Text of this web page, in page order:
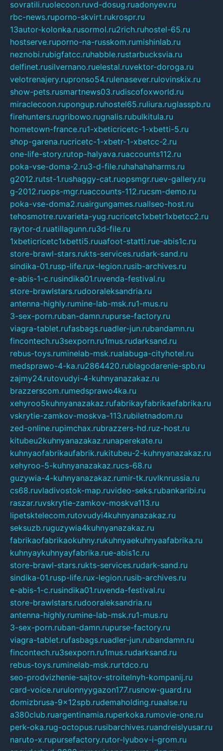
sovratili.ruolecoon.ruvd-dosug.ruadonyev.ru
rbc-news.ruporno-skvirt.rukrospr.ru
13autor-kolonka.rusormol.ru2rich.ruhostel-65.ru
hostserve.ruporno-na-russkom.rumishinlab.ru
neznobi.rubigfatcc.ruhabble.rustarbucksvia.ru
delfinet.rusilvernano.ruelestal.ruvektor-doroga.ru
velotrenajery.rupronso54.rulenasever.rulovinskix.ru
show-pets.rusmartnews03.rudiscofoxworld.ru
miraclecoon.rupongup.ruhostel65.ruliura.ruglasspb.ru
firehunters.rugribowo.rugnalis.rubulkitula.ru
hometown-france.ru1-xbeticricetc-1-xbetti-5.ru
shop-garena.rucricetc-1-xbetr-1-xbetcc-2.ru
one-life-story.rutop-halyava.ruaccounts112.ru
poka-vse-doma-2.ru3-d-file.ruhahahaharms.ru
g2012.rutst-1.rushaggy-cat.ruopsmgr.ruev-gallery.ru
g-2012.ruops-mgr.ruaccounts-112.rucsm-demo.ru
poka-vse-doma2.ruairgungames.ruallseo-host.ru
tehosmotre.ruvarieta-yug.rucricetc1xbetr1xbetcc2.ru
raytor-d.ruatillagunn.ru3d-file.ru
1xbeticricetc1xbetti5.ruuafoot-statti.rue-abis1c.ru
store-brawl-stars.rukts-services.rudark-sand.ru
sindika-01.rusp-life.rux-legion.rusib-archives.ru
e-abis-1-c.rusindika01.ruvenda-festival.ru
store-brawlstars.rudooraleksandria.ru
antenna-highly.rumine-lab-msk.ru1-mus.ru
3-sex-porn.ruban-damn.rupurse-factory.ru
viagra-tablet.rufasbags.ruadler-jun.rubandamn.ru
fincontech.ru3sexporn.ru1mus.rudarksand.ru
rebus-toys.ruminelab-msk.rualabuga-cityhotel.ru
medsprawo-4-ka.ru2864420.rublagodarenie-spb.ru
zajmy24.rutovudyi-4-kuhnyanazakaz.ru
brazzerscom.rumedsprawo4ka.ru
xehyroo5kuhnyanazakaz.rufabrikayfabrikaefabrika.ru
vskrytie-zamkov-moskva-113.rubiletnadom.ru
zed-online.rupimchax.rubrazzers-hd.ruz-host.ru
kitubeu2kuhnyanazakaz.runaperekate.ru
kuhnyaofabrikaufabrik.rukitubeu-2-kuhnyanazakaz.ru
xehyroo-5-kuhnyanazakaz.rucs-68.ru
guzywia-4-kuhnyanazakaz.rumir-tk.ruvlknrussia.ru
cs68.ruvladivostok-map.ruvideo-seks.rubankaribi.ru
raszar.ruvskrytie-zamkov-moskva113.ru
lipetsktelecom.rutovudyi4kuhnyanazakaz.ru
seksuzb.ruguzywia4kuhnyanazakaz.ru
fabrikaofabrikaokuhny.rukuhnyaekuhnyaafabrika.ru
kuhnyaykuhnyayfabrika.rue-abis1c.ru
store-brawl-stars.rukts-services.rudark-sand.ru
sindika-01.rusp-life.rux-legion.rusib-archives.ru
e-abis-1-c.rusindika01.ruvenda-festival.ru
store-brawlstars.rudooraleksandria.ru
antenna-highly.rumine-lab-msk.ru1-mus.ru
3-sex-porn.ruban-damn.rupurse-factory.ru
viagra-tablet.rufasbags.ruadler-jun.rubandamn.ru
fincontech.ru3sexporn.ru1mus.rudarksand.ru
rebus-toys.ruminelab-msk.rurtdco.ru
seo-prodvizhenie-sajtov-stroitelnyh-kompanij.ru
card-voice.rurulonnyygazon177.rusnow-guard.ru
domizbrusa-9x12spb.rudemaholding.ruaalse.ru
a380club.ruargentinamia.ruperkoka.rumovie-one.ru
perk-oka.rug-octopus.rusibarchives.ruandreislyusar.ru
naruto-x.rupursefactory.rutor-lyubov-i-grom.ru